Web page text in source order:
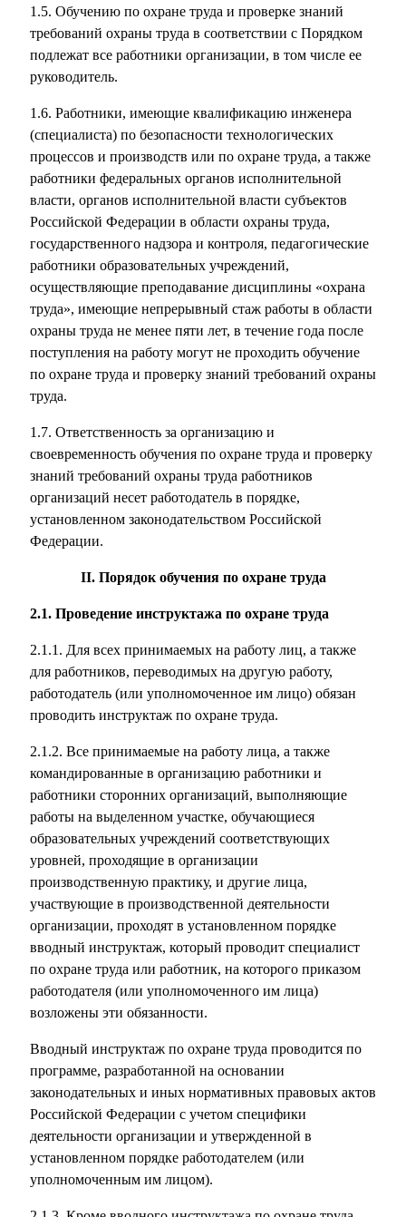
1.5. Обучению по охране труда и проверке знаний
требований охраны труда в соответствии с Порядком
подлежат все работники организации, в том числе ее
руководитель.
1.6. Работники, имеющие квалификацию инженера
(специалиста) по безопасности технологических
процессов и производств или по охране труда, а также
работники федеральных органов исполнительной
власти, органов исполнительной власти субъектов
Российской Федерации в области охраны труда,
государственного надзора и контроля, педагогические
работники образовательных учреждений,
осуществляющие преподавание дисциплины «охрана
труда», имеющие непрерывный стаж работы в области
охраны труда не менее пяти лет, в течение года после
поступления на работу могут не проходить обучение
по охране труда и проверку знаний требований охраны
труда.
1.7. Ответственность за организацию и
своевременность обучения по охране труда и проверку
знаний требований охраны труда работников
организаций несет работодатель в порядке,
установленном законодательством Российской
Федерации.
II. Порядок обучения по охране труда
2.1. Проведение инструктажа по охране труда
2.1.1. Для всех принимаемых на работу лиц, а также
для работников, переводимых на другую работу,
работодатель (или уполномоченное им лицо) обязан
проводить инструктаж по охране труда.
2.1.2. Все принимаемые на работу лица, а также
командированные в организацию работники и
работники сторонних организаций, выполняющие
работы на выделенном участке, обучающиеся
образовательных учреждений соответствующих
уровней, проходящие в организации
производственную практику, и другие лица,
участвующие в производственной деятельности
организации, проходят в установленном порядке
вводный инструктаж, который проводит специалист
по охране труда или работник, на которого приказом
работодателя (или уполномоченного им лица)
возложены эти обязанности.
Вводный инструктаж по охране труда проводится по
программе, разработанной на основании
законодательных и иных нормативных правовых актов
Российской Федерации с учетом специфики
деятельности организации и утвержденной в
установленном порядке работодателем (или
уполномоченным им лицом).